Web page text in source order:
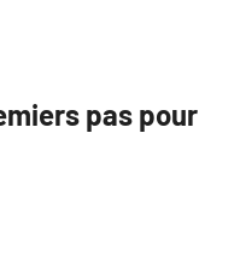
pas pour